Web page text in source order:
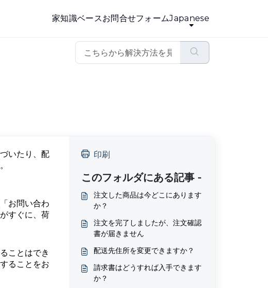
家知識ベースお問合せフォームJapanese
いたり、配
お問い合わ
すぐに、荷
ことはでき
ることをお
印刷
このフォルダにある記事 -
注文した商品は今どこにあります
か？
注文を完了しましたが、注文確認
書が届きません
配送先住所を変更できますか？
請求書はどうすれば入手できます
か？